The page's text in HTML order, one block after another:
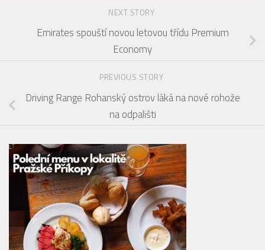
NEXT STORY
Emirates spouští novou letovou třídu Premium
Economy
PREVIOUS STORY
Driving Range Rohanský ostrov láká na nové rohože
na odpališti